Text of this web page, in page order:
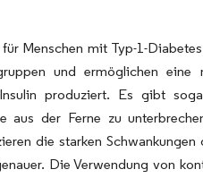
Menschen mit Typ-1-
und ermöglichen eine
produziert. Es gibt
aus der Ferne zu
die starken Schwankungen
Die Verwendung von